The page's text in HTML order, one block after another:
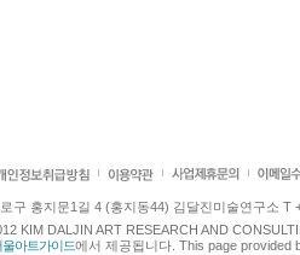
구 홍지문1길 4 (홍지동44) 김달진미술연구소 T
KIM DALJIN ART RESEARCH AND
울아트가이드에서 제공됩니다. This page provided